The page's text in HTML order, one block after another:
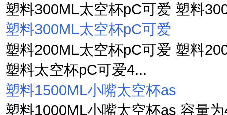
塑料300ML太空杯pC可爱 塑料
塑料300ML太空杯pC可爱
塑料200ML太空杯pC可爱 塑料
塑料太空杯pC可爱4...
塑料1500ML小嘴太空杯as
塑料1000ML小嘴太空杯as 容量